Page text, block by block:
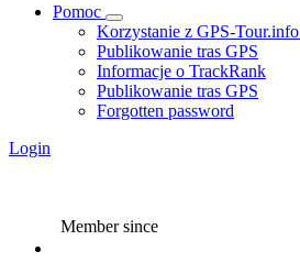
Pomoc
Korzystanie z GPS-Tour.info
Publikowanie tras GPS
Informacje o TrackRank
Publikowanie tras GPS
Forgotten password
Login
Member since